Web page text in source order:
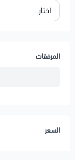
المرفقات
السعر